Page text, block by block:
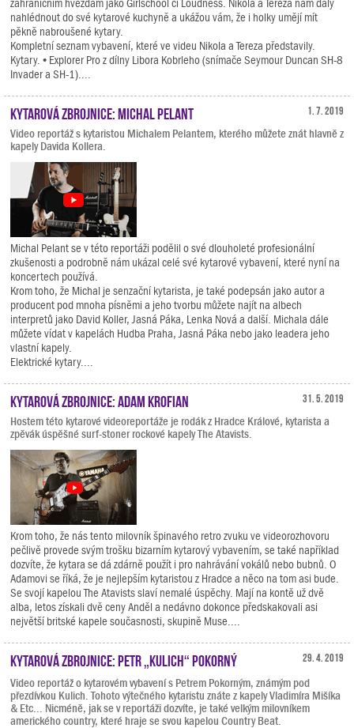
zahraničním hvězdám jako Girlschool či Loudness. Nikola a Tereza nám daly
nahlédnout do své kytarové kuchyně a ukážou vám, že i holky umějí mít
pěkně nabroušené kytary.
Kompletní seznam vybavení, které ve videu Nikola a Tereza představily.
Kytary. • Explorer Pro z dílny Libora Kobrleho (snímače Seymour Duncan SH-8
Invader a SH-1)....
1. 7. 2019
Kytarová zbrojnice: Michal Pelant
Video reportáž s kytaristou Michalem Pelantem, kterého můžete znát hlavně z
kapely Davida Kollera.
Michal Pelant se v této reportáži podělil o své dlouholeté profesionální
zkušenosti a podrobně nám ukázal celé své kytarové vybavení, které nyní na
koncertech používá.
Krom toho, že Michal je senzační kytarista, je také podepsán jako autor a
producent pod mnoha písněmi a jeho tvorbu můžete najít na albech
interpretů jako David Koller, Jasná Páka, Lenka Nová a další. Michala dále
můžete vídat v kapelách Hudba Praha, Jasná Páka nebo jako leadera jeho
vlastní kapely.
Elektrické kytary....
31. 5. 2019
Kytarová zbrojnice: Adam Krofian
Hostem této kytarové videoreportáže je rodák z Hradce Králové, kytarista a
zpěvák úspěšné surf-stoner rockové kapely The Atavists.
Krom toho, že nás tento milovník špinavého retro zvuku ve videorozhovoru
pečlivě provede svým trošku bizarním kytarový vybavením, se také například
dozvíte, že kytara se dá zdárně použít i pro nahrávání vokálů nebo bubnů. O
Adamovi se říká, že je nejlepším kytaristou z Hradce a něco na tom asi bude.
Se svojí kapelou The Atavists slaví nemalé úspěchy. Mají na kontě už dvě
alba, letos získali dvě ceny Anděl a nedávno dokonce předskakovali asi
největší britské kapele současnosti, skupině Muse....
29. 4. 2019
Kytarová zbrojnice: Petr „Kulich“ Pokorný
Video reportáž o kytarovém vybavení s Petrem Pokorným, známým pod
přezdívkou Kulich. Tohoto výtečného kytaristu znáte z kapely Vladimíra Mišíka
& Etc... Nicméně, jak se v reportáži dozvíte, je také velkým milovníkem
amerického country, které hraje se svou kapelou Country Beat.